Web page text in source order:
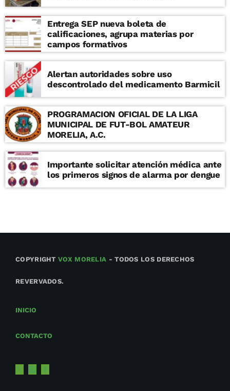
Entrega SEP nueva boleta de
calificaciones, agrupa materias por
campos formativos
Alertan autoridades sobre uso
descontrolado del medicamento Barmicil
PROGRAMACION OFICIAL DE LA LIGA
MUNICIPAL DE FUT-BOL AMATEUR
MORELIA, A.C.
Importante solicitar atención médica ante
los primeros signos de alarma por dengue
COPYRIGHTVOX MORELIA - TODOS LOS DERECHOS
REVERVADOS.
INICIO
CONTACTO